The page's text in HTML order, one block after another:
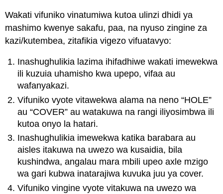
Wakati vifuniko vinatumiwa kutoa ulinzi dhidi ya
mashimo kwenye sakafu, paa, na nyuso zingine za
kazi/kutembea, zitafikia vigezo vifuatavyo:
Inashughulikia lazima ihifadhiwe wakati imewekwa
ili kuzuia uhamisho kwa upepo, vifaa au
wafanyakazi.
Vifuniko vyote vitawekwa alama na neno “HOLE”
au “COVER” au watakuwa na rangi iliyosimbwa ili
kutoa onyo la hatari.
Inashughulikia imewekwa katika barabara au
aisles itakuwa na uwezo wa kusaidia, bila
kushindwa, angalau mara mbili upeo axle mzigo
wa gari kubwa inatarajiwa kuvuka juu ya cover.
Vifuniko vingine vyote vitakuwa na uwezo wa